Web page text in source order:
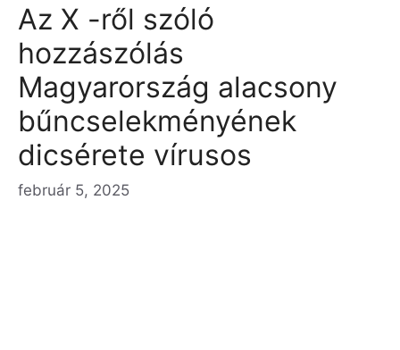
Az X -ről szóló
hozzászólás
Magyarország alacsony
bűncselekményének
dicsérete vírusos
február 5, 2025